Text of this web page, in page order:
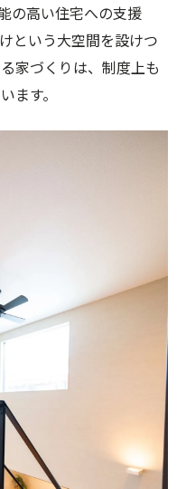
の高い住宅への支援
という大空間を設けつ
家づくりは、制度上も
ます。